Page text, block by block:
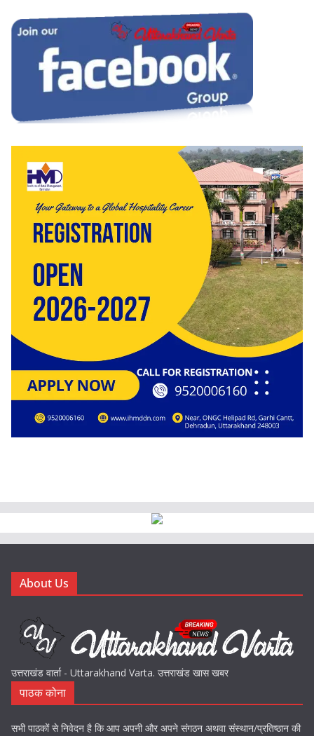
About Us
उत्तराखंड वार्ता - Uttarakhand Varta. उत्तराखंड खास खबर
पाठक कोना
सभी पाठकों से निवेदन है कि आप अपनी और अपने संगठन अथवा संस्थान/प्रतिष्ठान की